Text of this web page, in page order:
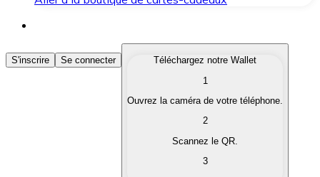
Acheter des Cryptomonnaies
Achetez les cryptomonnaies qui vous intéressent
Convertissez vos cryptomonnaies en monnaie
S'inscrire Se connecter
Téléchargez notre Wallet
1
Ouvrez la caméra de votre téléphone.
2
Scannez le QR.
3